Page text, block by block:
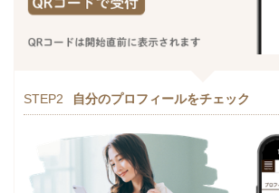
STEP2 自分のプロフィールをチェック